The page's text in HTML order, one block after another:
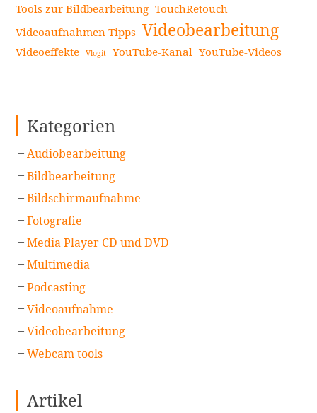
Tools zur Bildbearbeitung TouchRetouch
Videoaufnahmen Tipps Videobearbeitung
Videoeffekte Vlogit YouTube-Kanal YouTube-Videos
Kategorien
Audiobearbeitung
Bildbearbeitung
Bildschirmaufnahme
Fotografie
Media Player CD und DVD
Multimedia
Podcasting
Videoaufnahme
Videobearbeitung
Webcam tools
Artikel